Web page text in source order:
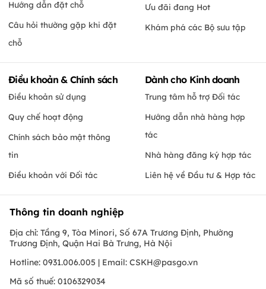
Hướng dẫn đặt chỗ
Câu hỏi thường gặp khi đặt
chỗ
Ưu đãi đang Hot
Khám phá các Bộ sưu tập
Điều khoản & Chính sách
Điều khoản sử dụng
Quy chế hoạt động
Chính sách bảo mật thông
tin
Điều khoản với Đối tác
Dành cho Kinh doanh
Trung tâm hỗ trợ Đối tác
Hướng dẫn nhà hàng hợp
tác
Nhà hàng đăng ký hợp tác
Liên hệ về Đầu tư & Hợp tác
Thông tin doanh nghiệp
Địa chỉ: Tầng 9, Tòa Minori, Số 67A Trương Định, Phường
Trương Định, Quận Hai Bà Trưng, Hà Nội
Hotline: 0931.006.005 | Email: CSKH@pasgo.vn
Mã số thuế: 0106329034